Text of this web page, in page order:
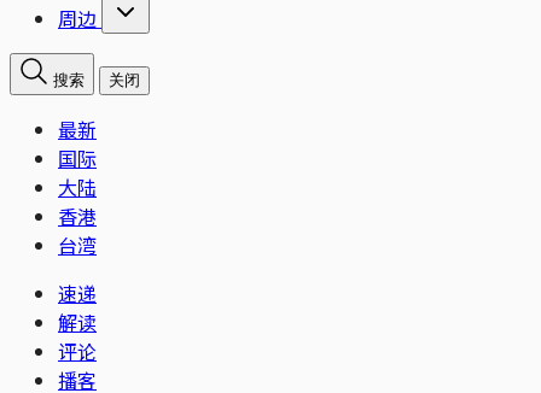
周边
搜索 关闭
最新
国际
大陆
香港
台湾
速递
解读
评论
播客